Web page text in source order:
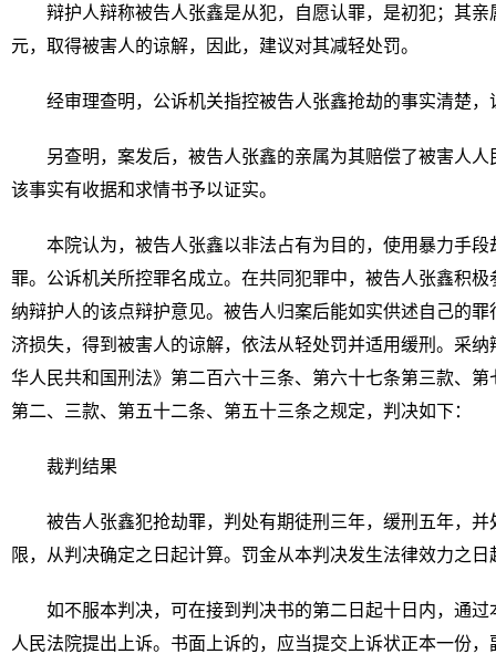
辩护人辩称被告人张鑫是从犯，自愿认罪，是初犯；其亲
元，取得被害人的谅解，因此，建议对其减轻处罚。
经审理查明，公诉机关指控被告人张鑫抢劫的事实清楚
另查明，案发后，被告人张鑫的亲属为其赔偿了被害人
该事实有收据和求情书予以证实。
本院认为，被告人张鑫以非法占有为目的，使用暴力手
罪。公诉机关所控罪名成立。在共同犯罪中，被告人张鑫积
纳辩护人的该点辩护意见。被告人归案后能如实供述自己的
济损失，得到被害人的谅解，依法从轻处罚并适用缓刑。采
华人民共和国刑法》第二百六十三条、第六十七条第三款、
第二、三款、第五十二条、第五十三条之规定，判决如下：
裁判结果
被告人张鑫犯抢劫罪，判处有期徒刑三年，缓刑五年，
限，从判决确定之日起计算。罚金从本判决发生法律效力之日
如不服本判决，可在接到判决书的第二日起十日内，通
人民法院提出上诉。书面上诉的，应当提交上诉状正本一份，